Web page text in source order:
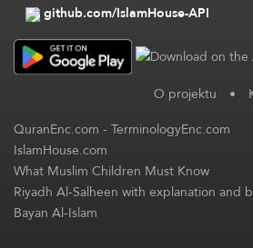
github.com/IslamHouse-API
O projektu •
QuranEnc.com-TerminologyEnc.com
IslamHouse.com
What Muslim Children Must Know
Riyadh Al-Salheen with explanation and
Bayan Al-Islam